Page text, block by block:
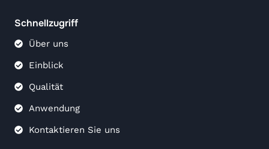
Schnellzugriff
Über uns
Einblick
Qualität
Anwendung
Kontaktieren Sie uns